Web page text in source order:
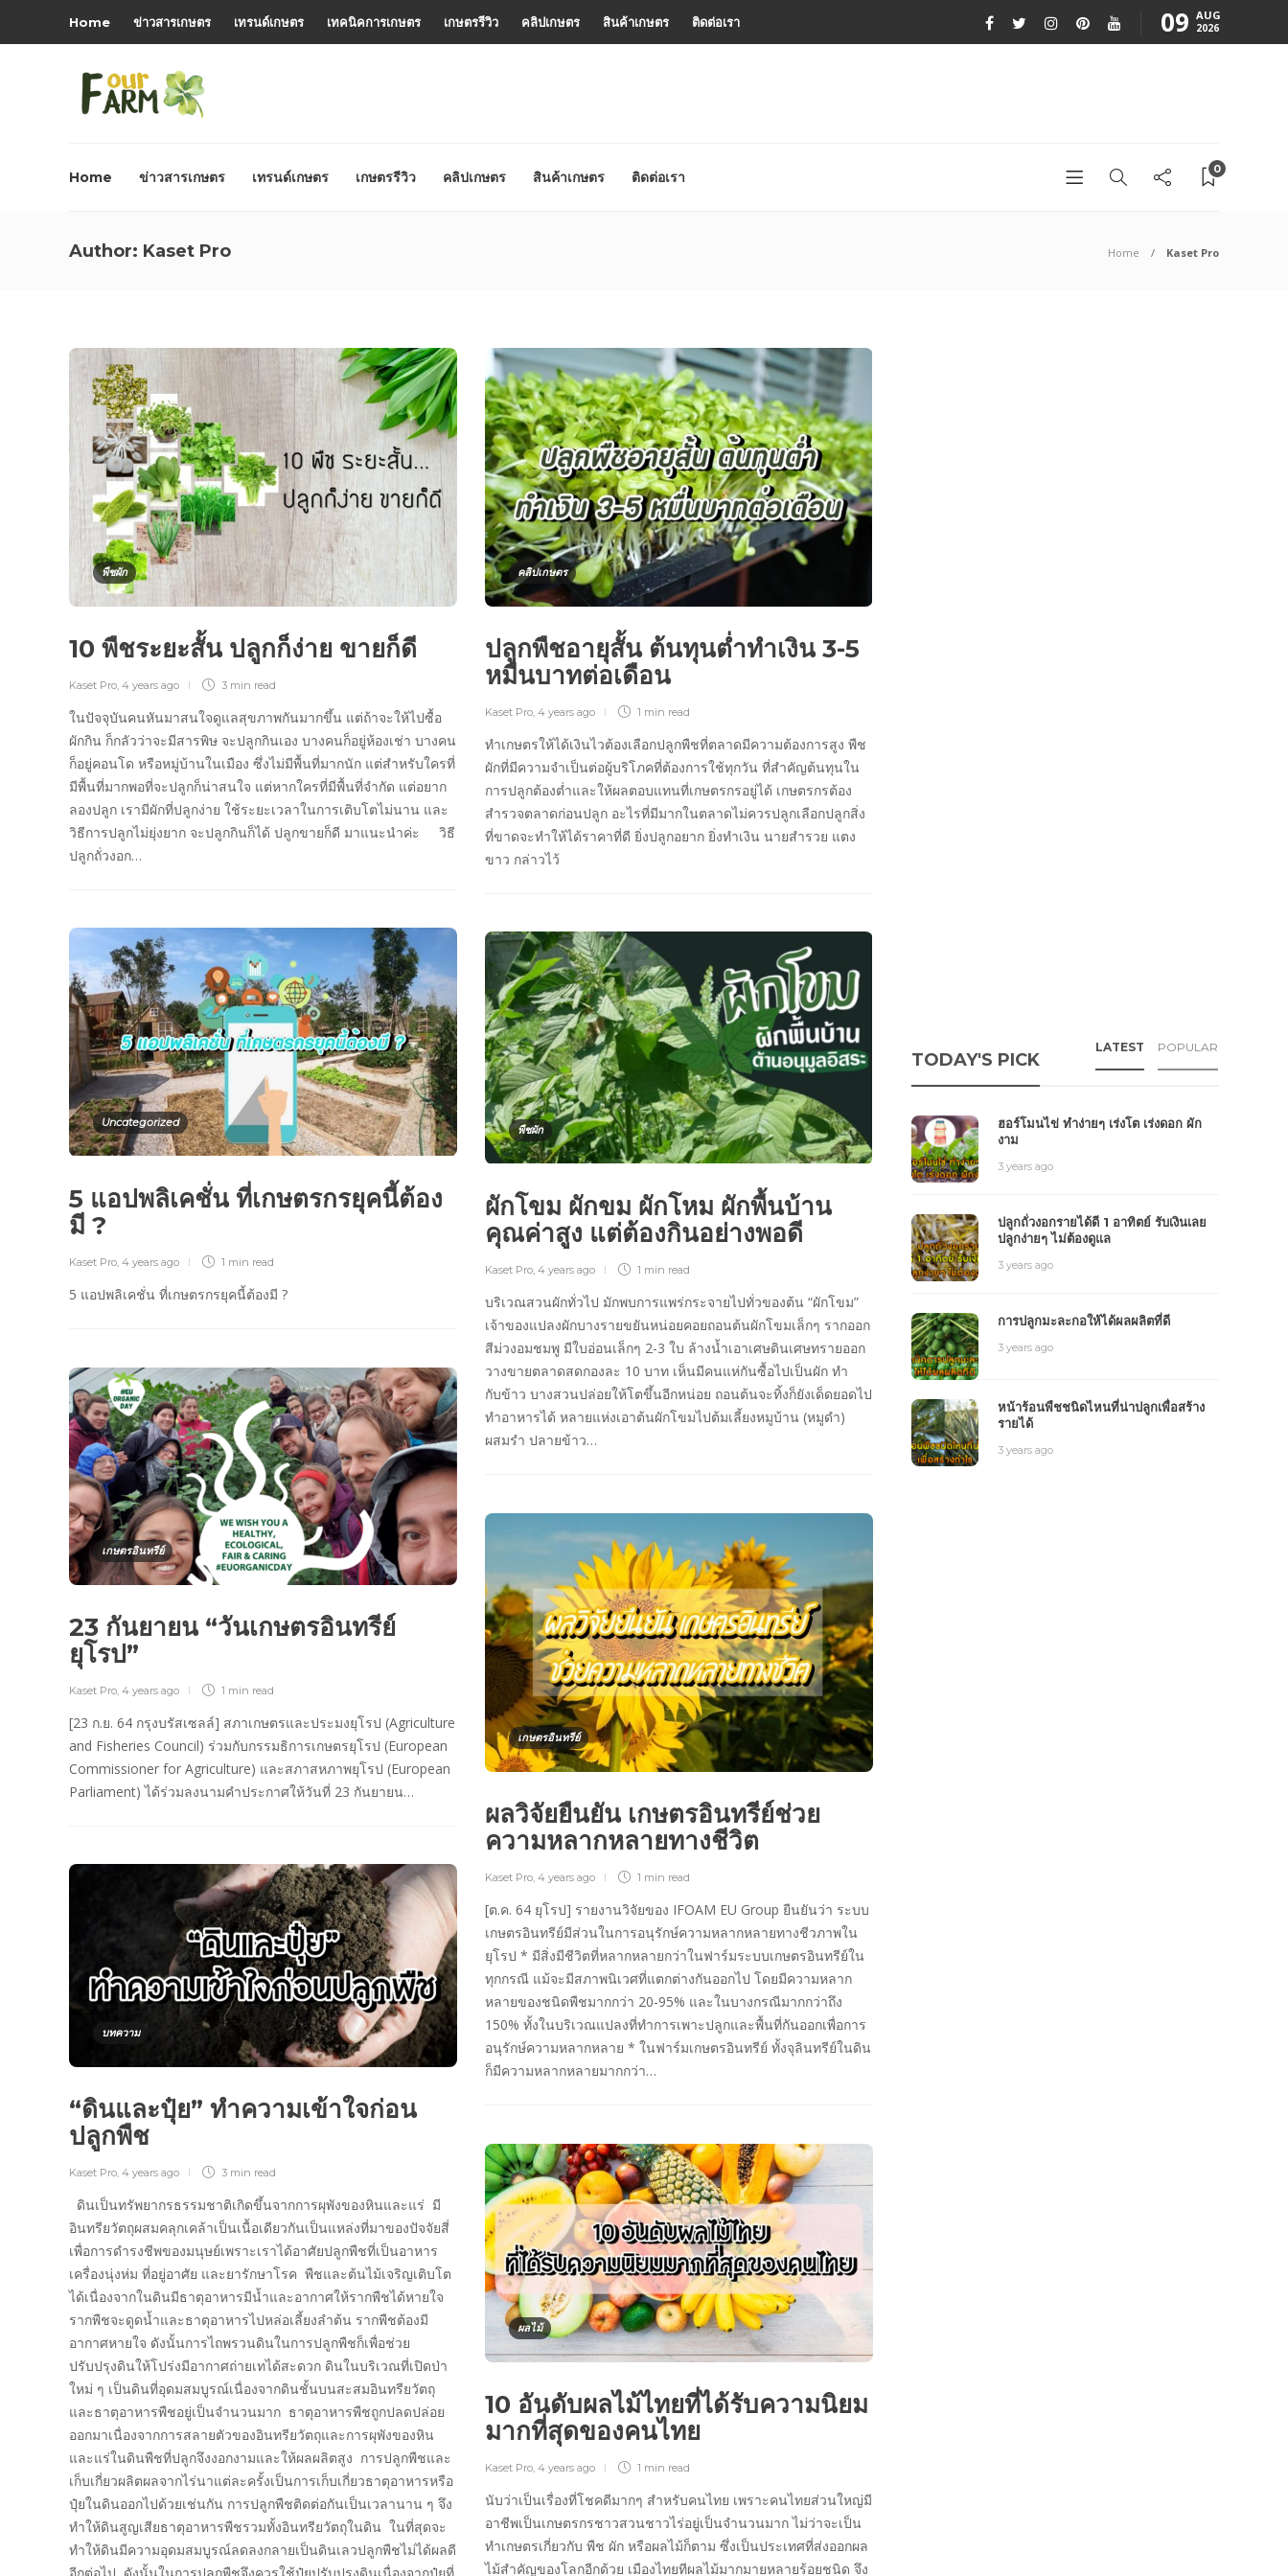
Home ข่าวสารเกษตร เทรนด์เกษตร เทคนิคการเกษตร เกษตรรีวิว คลิปเกษตร สินค้าเกษตร ติดต่อเรา 09 AUG
2026
Home ข่าวสารเกษตร เทรนด์เกษตร เกษตรรีวิว คลิปเกษตร สินค้าเกษตร ติดต่อเรา 0
Author: Kaset Pro Home Kaset Pro
พืชผัก
10 พืชระยะสั้น ปลูกก็ง่าย ขายก็ดี
Kaset Pro 4 years ago 3 min read
ในปัจจุบันคนหันมาสนใจดูแลสุขภาพกันมากขึ้น แต่ถ้าจะให้ไปซื้อ
ผักกิน ก็กลัวว่าจะมีสารพิษ จะปลูกกินเอง บางคนก็อยู่ห้องเช่า บางคน
ก็อยู่คอนโด หรือหมู่บ้านในเมือง ซึ่งไม่มีพื้นที่มากนัก แต่สำหรับใครที่
มีพื้นที่มากพอที่จะปลูกก็น่าสนใจ แต่หากใครที่มีพื้นที่จำกัด แต่อยาก
ลองปลูก เรามีผักที่ปลูกง่าย ใช้ระยะเวลาในการเติบโตไม่นาน และ
วิธีการปลูกไม่ยุ่งยาก จะปลูกกินก็ได้ ปลูกขายก็ดี มาแนะนำค่ะ วิธี
ปลูกถั่วงอก…
คลิปเกษตร
ปลูกพืชอายุสั้น ต้นทุนต่ำทำเงิน 3-5
หมื่นบาทต่อเดือน
Kaset Pro 4 years ago 1 min read
ทำเกษตรให้ได้เงินไวต้องเลือกปลูกพืชที่ตลาดมีความต้องการสูง พืช
ผักที่มีความจำเป็นต่อผู้บริโภคที่ต้องการใช้ทุกวัน ที่สำคัญต้นทุนใน
การปลูกต้องต่ำและให้ผลตอบแทนที่เกษตรกรอยู่ได้ เกษตรกรต้อง
สำรวจตลาดก่อนปลูก อะไรที่มีมากในตลาดไม่ควรปลูกเลือกปลูกสิ่ง
ที่ขาดจะทำให้ได้ราคาที่ดี ยิ่งปลูกอยาก ยิ่งทำเงิน นายสำรวย แตง
ขาว กล่าวไว้
Uncategorized
5 แอปพลิเคชั่น ที่เกษตรกรยุคนี้ต้อง
มี ?
Kaset Pro 4 years ago 1 min read
5 แอปพลิเคชั่น ที่เกษตรกรยุคนี้ต้องมี ?
พืชผัก
ผักโขม ผักขม ผักโหม ผักพื้นบ้าน
คุณค่าสูง แต่ต้องกินอย่างพอดี
Kaset Pro 4 years ago 1 min read
บริเวณสวนผักทั่วไป มักพบการแพร่กระจายไปทั่วของต้น “ผักโขม”
เจ้าของแปลงผักบางรายขยันหน่อยคอยถอนต้นผักโขมเล็กๆ รากออก
สีม่วงอมชมพู มีใบอ่อนเล็กๆ 2-3 ใบ ล้างน้ำเอาเศษดินเศษทรายออก
วางขายตลาดสดกองละ 10 บาท เห็นมีคนแห่กันซื้อไปเป็นผัก ทำ
กับข้าว บางสวนปล่อยให้โตขึ้นอีกหน่อย ถอนต้นจะทิ้งก็ยังเด็ดยอดไป
ทำอาหารได้ หลายแห่งเอาต้นผักโขมไปต้มเลี้ยงหมูบ้าน (หมูดำ)
ผสมรำ ปลายข้าว…
เกษตรอินทรีย์
23 กันยายน “วันเกษตรอินทรีย์
ยุโรป”
Kaset Pro, 4 years ago 1 min read
[23 ก.ย. 64 กรุงบรัสเซลล์] สภาเกษตรและประมงยุโรป (Agriculture
and Fisheries Council) ร่วมกับกรรมธิการเกษตรยุโรป (European
Commissioner for Agriculture) และสภาสหภาพยุโรป (European
Parliament) ได้ร่วมลงนามคำประกาศให้วันที่ 23 กันยายน…
เกษตรอินทรีย์
ผลวิจัยยืนยัน เกษตรอินทรีย์ช่วย
ความหลากหลายทางชีวิต
Kaset Pro 4 years ago 1 min read
[ต.ค. 64 ยุโรป] รายงานวิจัยของ IFOAM EU Group ยืนยันว่า ระบบ
เกษตรอินทรีย์มีส่วนในการอนุรักษ์ความหลากหลายทางชีวภาพใน
ยุโรป * มีสิ่งมีชีวิตที่หลากหลายกว่าในฟาร์มระบบเกษตรอินทรีย์ใน
ทุกกรณี แม้จะมีสภาพนิเวศที่แตกต่างกันออกไป โดยมีความหลาก
หลายของชนิดพืชมากกว่า 20-95% และในบางกรณีมากกว่าถึง
150% ทั้งในบริเวณแปลงที่ทำการเพาะปลูกและพื้นที่กันออกเพื่อการ
อนุรักษ์ความหลากหลาย * ในฟาร์มเกษตรอินทรีย์ ทั้งจุลินทรีย์ในดิน
ก็มีความหลากหลายมากกว่า…
บทความ
“ดินและปุ๋ย” ทำความเข้าใจก่อน
ปลูกพืช
Kaset Pro, 4 years ago 3 min read
ดินเป็นทรัพยากรธรรมชาติเกิดขึ้นจากการผุพังของหินและแร่ มี
อินทรียวัตถุผสมคลุกเคล้าเป็นเนื้อเดียวกันเป็นแหล่งที่มาของปัจจัยสี่
เพื่อการดำรงชีพของมนุษย์เพราะเราได้อาศัยปลูกพืชที่เป็นอาหาร
เครื่องนุ่งห่ม ที่อยู่อาศัย และยารักษาโรค พืชและต้นไม้เจริญเติบโต
ได้เนื่องจากในดินมีธาตุอาหารมีน้ำและอากาศให้รากพืชได้หายใจ
รากพืชจะดูดน้ำและธาตุอาหารไปหล่อเลี้ยงลำต้น รากพืชต้องมี
อากาศหายใจ ดังนั้นการไถพรวนดินในการปลูกพืชก็เพื่อช่วย
ปรับปรุงดินให้โปร่งมีอากาศถ่ายเทได้สะดวก ดินในบริเวณที่เปิดป่า
ใหม่ ๆ เป็นดินที่อุดมสมบูรณ์เนื่องจากดินชั้นบนสะสมอินทรียวัตถุ
และธาตุอาหารพืชอยู่เป็นจำนวนมาก ธาตุอาหารพืชถูกปลดปล่อย
ออกมาเนื่องจากการสลายตัวของอินทรียวัตถุและการผุพังของหิน
และแร่ในดินพืชที่ปลูกจึงงอกงามและให้ผลผลิตสูง การปลูกพืชและ
เก็บเกี่ยวผลิตผลจากไร่นาแต่ละครั้งเป็นการเก็บเกี่ยวธาตุอาหารหรือ
ปุ๋ยในดินออกไปด้วยเช่นกัน การปลูกพืชติดต่อกันเป็นเวลานาน ๆ จึง
ทำให้ดินสูญเสียธาตุอาหารพืชรวมทั้งอินทรียวัตถุในดิน ในที่สุดจะ
ทำให้ดินมีความอุดมสมบูรณ์ลดลงกลายเป็นดินเลวปลูกพืชไม่ได้ผลดี
ผลไม้
10 อันดับผลไม้ไทยที่ได้รับความนิยม
มากที่สุดของคนไทย
Kaset Pro 4 years ago 1 min read
นับว่าเป็นเรื่องที่โชคดีมากๆ สำหรับคนไทย เพราะคนไทยส่วนใหญ่มี
อาชีพเป็นเกษตรกรชาวสวนชาวไร่อยู่เป็นจำนวนมาก ไม่ว่าจะเป็น
ทำเกษตรเกี่ยวกับ พืช ผัก หรือผลไม้ก็ตาม ซึ่งเป็นประเทศที่ส่งออกผล
ไม้สำคัญของโลกอีกด้วย เมืองไทยทีผลไม้มากมายหลายร้อยชนิด จึง
TODAY'S PICK
LATEST POPULAR
ฮอร์โมนไข่ ทำง่ายๆ เร่งโต เร่งดอก ผัก
งาม
3 years ago
ปลูกถั่วงอกรายได้ดี 1 อาทิตย์ รับเงินเลย
ปลูกง่ายๆ ไม่ต้องดูแล
3 years ago
การปลูกมะละกอให้ได้ผลผลิตที่ดี
3 years ago
หน้าร้อนพืชชนิดไหนที่น่าปลูกเพื่อสร้าง
รายได้
3 years ago